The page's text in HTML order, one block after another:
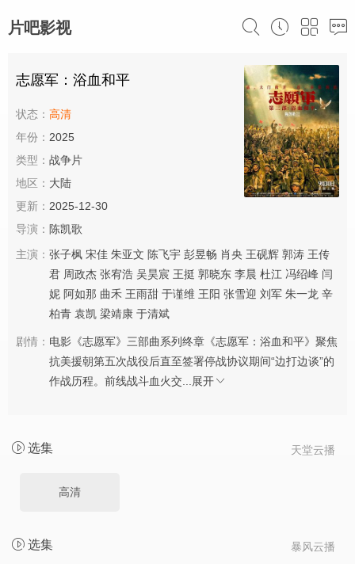
片吧影视
志愿军：浴血和平
状态： 高清
年份： 2025
类型： 战争片
地区： 大陆
更新： 2025-12-30
导演： 陈凯歌
主演： 张子枫 宋佳 朱亚文 陈飞宇 彭昱畅 肖央 王砚辉 郭涛 王传
君 周政杰 张宥浩 吴昊宸 王挺 郭晓东 李晨 杜江 冯绍峰 闫
妮 阿如那 曲禾 王雨甜 于谨维 王阳 张雪迎 刘军 朱一龙 辛
柏青 袁凯 梁靖康 于清斌
剧情： 电影《志愿军》三部曲系列终章《志愿军：浴血和平》聚焦
抗美援朝第五次战役后直至签署停战协议期间“边打边谈”的
作战历程。前线战斗血火交...
展开
天堂云播
选集
高清
暴风云播
选集